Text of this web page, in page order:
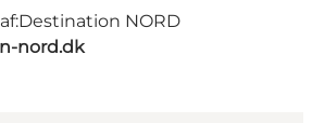
Destination NORD
nord.dk